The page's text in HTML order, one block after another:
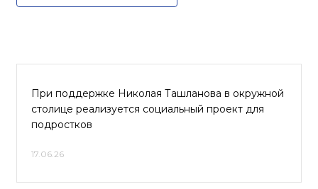
При поддержке Николая Ташланова в окружной
столице реализуется социальный проект для
подростков
17.06.26